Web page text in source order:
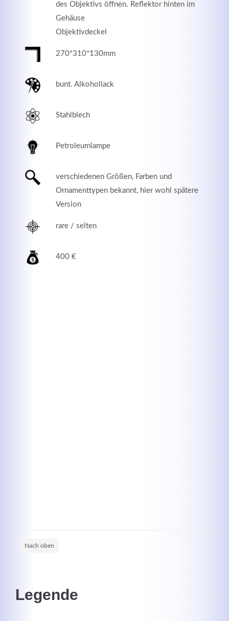
des Objektivs öffnen. Reflektor hinten im
Gehäuse
Objektivdeckel
270*310*130mm
bunt. Alkohollack
Stahlblech
Petroleumlampe
verschiedenen Größen, Farben und
Ornamenttypen bekannt, hier wohl spätere
Version
rare / selten
400 €
Nach oben
Legende
Modern & Simple
elit. Aenean commodo ligula eget dolor.